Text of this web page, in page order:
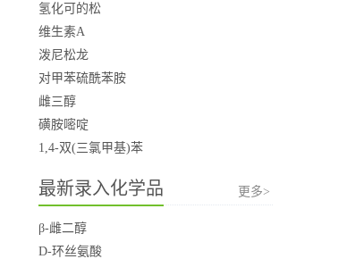
氢化可的松
维生素A
泼尼松龙
对甲苯硫酰苯胺
雌三醇
磺胺嘧啶
1,4-双(三氯甲基)苯
最新录入化学品 更多>
β-雌二醇
D-环丝氨酸